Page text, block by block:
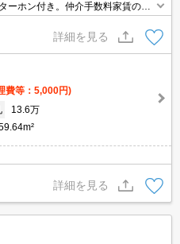
ーホン付き。仲介手数料家賃の0.5
詳細を見る
費等：5,000円)
13.6万
詳細を見る